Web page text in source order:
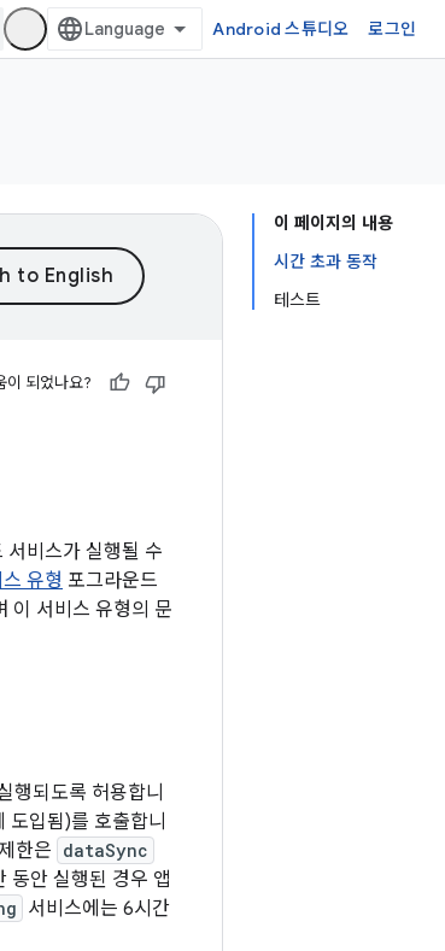
Android 스튜디오 로그인
이 페이지의 내용
시간 초과 동작
테스트
이 되었나요?
비스가 실행될 수
유형 포그라운드
이 서비스 유형의 문
행되도록 허용합니
입됨)를 호출합니
한은 dataSync
동안 실행된 경우 앱
서비스에는 6시간